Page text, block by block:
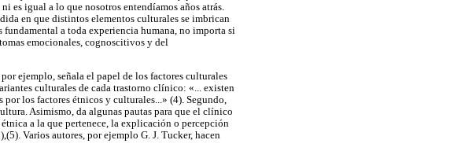
es igual a lo que nosotros entendíamos años atrás.
en que distintos elementos culturales se imbrican
a toda experiencia humana, no importa si
emocionales, cognoscitivos y del
ejemplo, señala el papel de los factores culturales
culturales de cada trastorno clínico: «... existen
los factores étnicos y culturales...» (4). Segundo,
Asimismo, da algunas pautas para que el clínico
a la que pertenece, la explicación o percepción
Varios autores, por ejemplo G. J. Tucker, hacen